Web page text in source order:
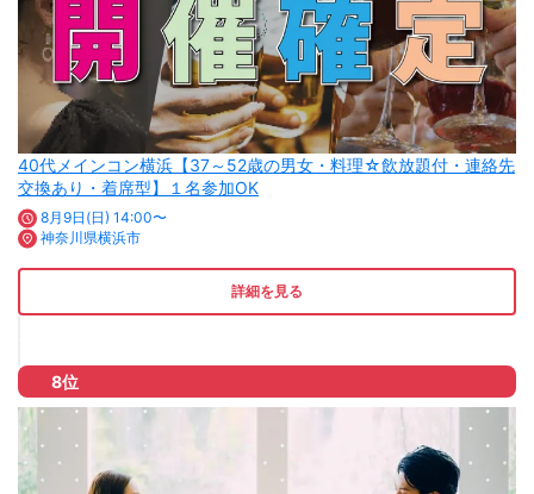
40代メインコン横浜【37～52歳の男女・料理☆飲放題付・連絡先
交換あり・着席型】１名参加OK
8月9日(日) 14:00〜
神奈川県横浜市
詳細を見る
8位